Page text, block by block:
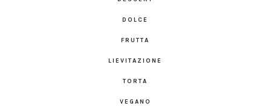
DOLCE
FRUTTA
LIEVITAZIONE
TORTA
VEGANO